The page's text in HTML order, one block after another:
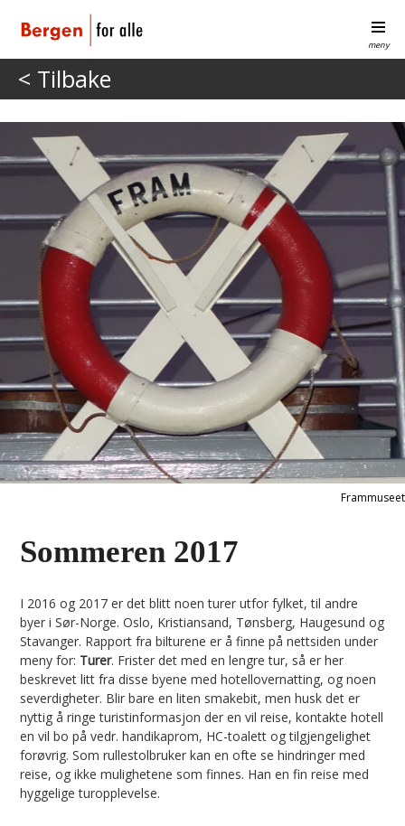
meny
< Tilbake
Frammuseet
Sommeren 2017
I 2016 og 2017 er det blitt noen turer utfor fylket, til andre
byer i Sør-Norge. Oslo, Kristiansand, Tønsberg, Haugesund og
Stavanger. Rapport fra bilturene er å finne på nettsiden under
meny for: Turer. Frister det med en lengre tur, så er her
beskrevet litt fra disse byene med hotellovernatting, og noen
severdigheter. Blir bare en liten smakebit, men husk det er
nyttig å ringe turistinformasjon der en vil reise, kontakte hotell
en vil bo på vedr. handikaprom, HC-toalett og tilgjengelighet
forøvrig. Som rullestolbruker kan en ofte se hindringer med
reise, og ikke mulighetene som finnes. Han en fin reise med
hyggelige turopplevelse.